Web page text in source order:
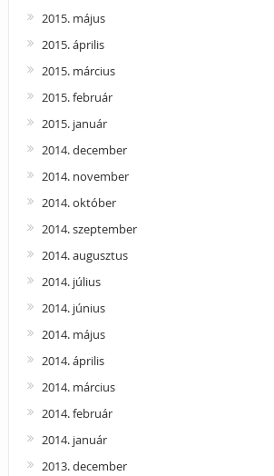
2015. május
2015. április
2015. március
2015. február
2015. január
2014. december
2014. november
2014. október
2014. szeptember
2014. augusztus
2014. július
2014. június
2014. május
2014. április
2014. március
2014. február
2014. január
2013. december